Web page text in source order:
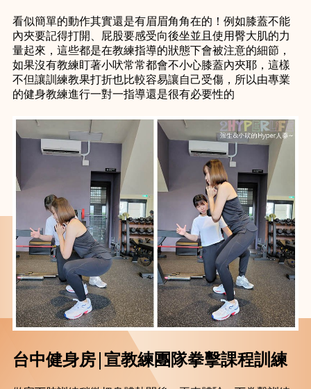
看似簡單的動作其實還是有眉眉角角在的！例如膝蓋不能
內夾要記得打開、屁股要感受向後坐並且使用臀大肌的力
量起來，這些都是在教練指導的狀態下會被注意的細節，
如果沒有教練盯著小吠常常都會不小心膝蓋內夾耶，這樣
不但讓訓練教果打折也比較容易讓自己受傷，所以由專業
的健身教練進行一對一指導還是很有必要性的
台中健身房│宣教練團隊拳擊課程訓練